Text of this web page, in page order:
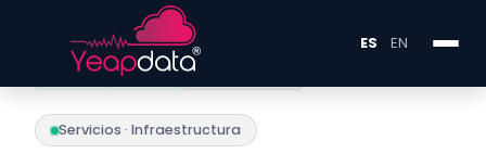
ES EN
Y·0225
Servicios · Infraestructura